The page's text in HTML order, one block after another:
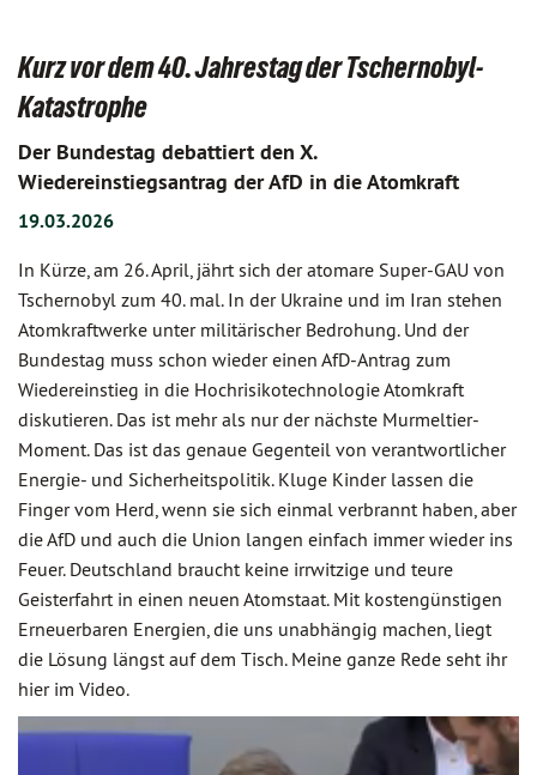
Kurz vor dem 40. Jahrestag der Tschernobyl-
Katastrophe
Der Bundestag debattiert den X.
Wiedereinstiegsantrag der AfD in die Atomkraft
19.03.2026
In Kürze, am 26. April, jährt sich der atomare Super-GAU von
Tschernobyl zum 40. mal. In der Ukraine und im Iran stehen
Atomkraftwerke unter militärischer Bedrohung. Und der
Bundestag muss schon wieder einen AfD-Antrag zum
Wiedereinstieg in die Hochrisikotechnologie Atomkraft
diskutieren. Das ist mehr als nur der nächste Murmeltier-
Moment. Das ist das genaue Gegenteil von verantwortlicher
Energie- und Sicherheitspolitik. Kluge Kinder lassen die
Finger vom Herd, wenn sie sich einmal verbrannt haben, aber
die AfD und auch die Union langen einfach immer wieder ins
Feuer. Deutschland braucht keine irrwitzige und teure
Geisterfahrt in einen neuen Atomstaat. Mit kostengünstigen
Erneuerbaren Energien, die uns unabhängig machen, liegt
die Lösung längst auf dem Tisch. Meine ganze Rede seht ihr
hier im Video.